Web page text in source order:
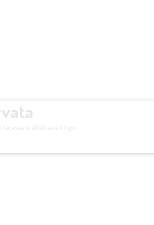
effettuare il login